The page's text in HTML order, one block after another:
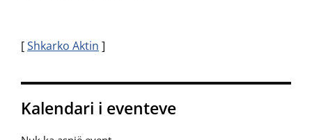
[Shkarko Aktin ]
Kalendari i eventeve